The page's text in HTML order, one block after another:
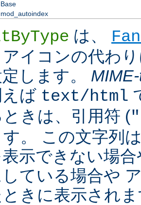
Base
mod_autoindex
は、
イコンの代わ
します。
ば text/html
きは、引用符 ("
。 この文字列
示できない場
ている場合や
きに表示され